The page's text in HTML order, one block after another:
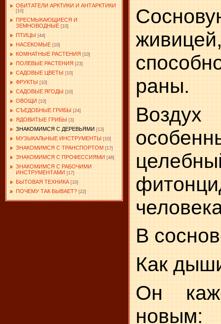
ОБИТАТЕЛИ АРКТИКИ И АНТАРКТИКИ
[10]
ПРЕСМЫКАЮЩИЕСЯ И
ЗЕМНОВОДНЫЕ [10]
ПТИЦЫ [44]
НАСЕКОМЫЕ [10]
КОМНАТНЫЕ РАСТЕНИЯ [10]
ПОЛЕВЫЕ РАСТЕНИЯ [23]
САДОВЫЕ ЦВЕТЫ [10]
ФРУКТЫ [10]
САДОВЫЕ ЯГОДЫ [10]
ОВОЩИ [10]
СЪЕДОБНЫЕ ГРИБЫ [24]
ЯДОВИТЫЕ ГРИБЫ [3]
ЗНАКОМИМСЯ С ДЕРЕВЬЯМИ [13]
МУЗЫКАЛЬНЫЕ ИНСТРУМЕНТЫ [10]
ЗНАКОМИМСЯ С ТРАНСПОРТОМ [17]
ЗНАКОМИМСЯ С ПРОФЕССИЯМИ [48]
ЗНАКОМИМСЯ С РАБОЧИМИ
ИНСТРУМЕНТАМИ [17]
БЫТОВАЯ ТЕХНИКА [10]
ПОЧЕМУ ТАК БЫВАЕТ? [22]
раны.
В
Как
Он
новым: